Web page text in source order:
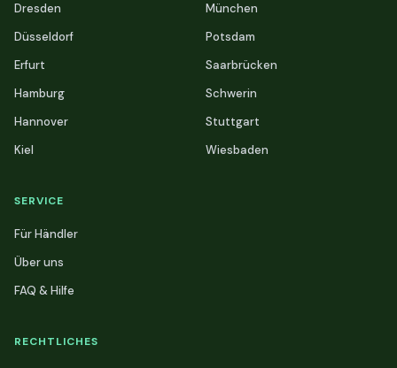
Dresden
Düsseldorf
Erfurt
Hamburg
Hannover
Kiel
München
Potsdam
Saarbrücken
Schwerin
Stuttgart
Wiesbaden
SERVICE
Für Händler
Über uns
FAQ & Hilfe
RECHTLICHES